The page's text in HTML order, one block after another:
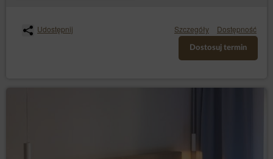
Udostępnij Szczegóły Dostępność
Dostosuj termin